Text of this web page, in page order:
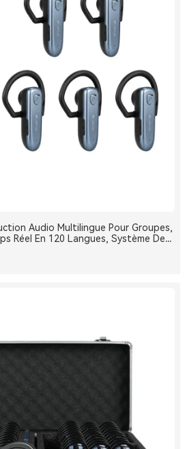
Audio Multilingue Pour Groupes,
Réel En 120 Langues, Système De
Conférences One-To-Many, Diffusion
2.4G